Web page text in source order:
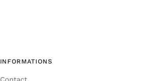
INFORMATIONS